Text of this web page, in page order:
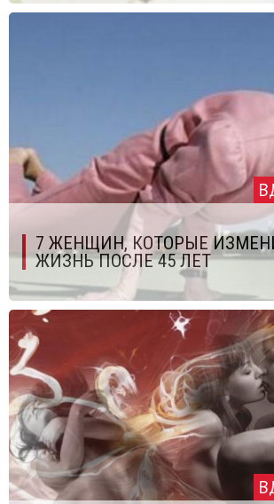
7 ЖЕНЩИН, КОТОРЫЕ
ЖИЗНЬ ПОСЛЕ 45 ЛЕТ